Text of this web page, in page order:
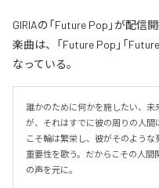
GIRIAの「Future Pop」が配
楽曲は、「Future Pop」「
なっている。
誰かのために何かを施したい、
が、それはすでに彼の周りの人
こそ輪は繁栄し、彼がそのよう
重要性を歌う。だからこその人間
の声を元に。